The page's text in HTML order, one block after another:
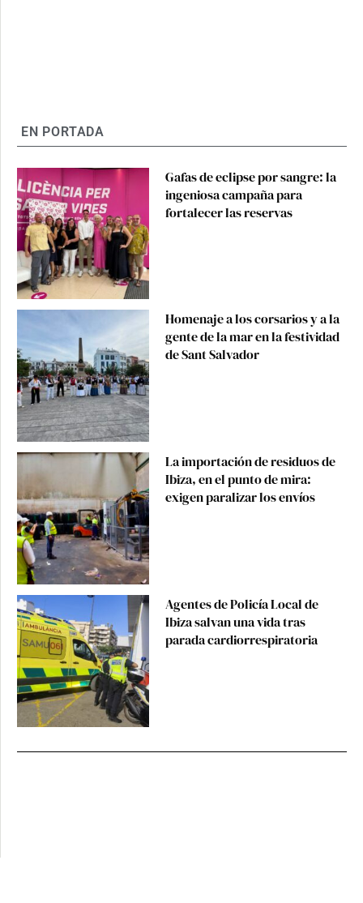
EN PORTADA
Gafas de eclipse por sangre: la
ingeniosa campaña para
fortalecer las reservas
Homenaje a los corsarios y a la
gente de la mar en la festividad
de Sant Salvador
La importación de residuos de
Ibiza, en el punto de mira:
exigen paralizar los envíos
Agentes de Policía Local de
Ibiza salvan una vida tras
parada cardiorrespiratoria